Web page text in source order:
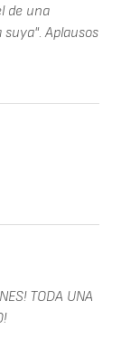
de una
Aplausos
TODA UNA